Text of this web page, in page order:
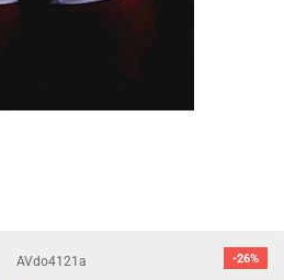
-26%
AVdo4121a